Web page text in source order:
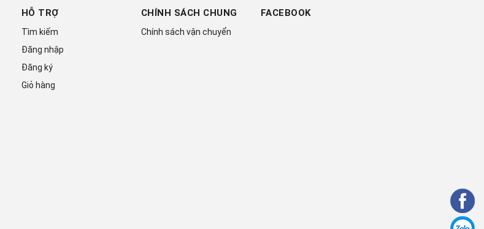
HỖ TRỢ
Tìm kiếm
Đăng nhập
Đăng ký
Giỏ hàng
CHÍNH SÁCH CHUNG
Chính sách vận chuyển
FACEBOOK